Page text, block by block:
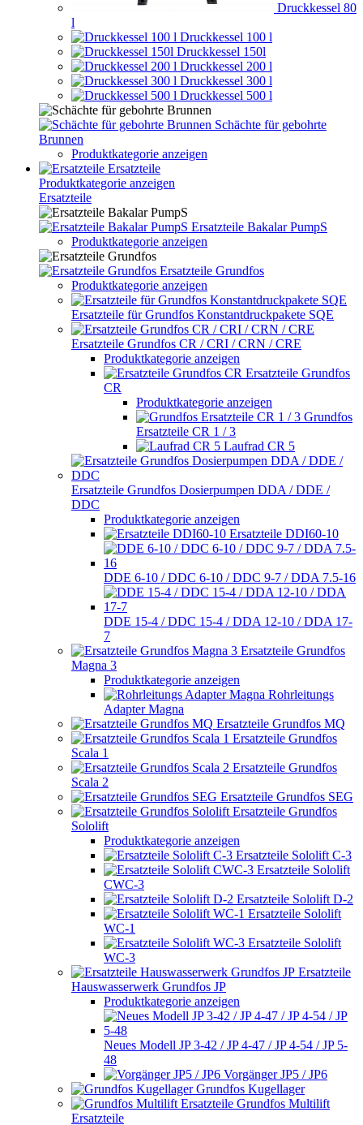
Druckkessel 80
l
Druckkessel 100 l
Druckkessel 150l
Druckkessel 200 l
Druckkessel 300 l
Druckkessel 500 l
Schächte für gebohrte
Brunnen
Produktkategorie anzeigen
Ersatzteile
Produktkategorie anzeigen
Ersatzteile
Ersatzteile Bakalar PumpS
Produktkategorie anzeigen
Ersatzteile Grundfos
Produktkategorie anzeigen
Ersatzteile für Grundfos Konstantdruckpakete SQE
Ersatzteile Grundfos CR / CRI / CRN / CRE
Produktkategorie anzeigen
Ersatzteile Grundfos
CR
Produktkategorie anzeigen
Grundfos
Ersatzteile CR 1 / 3
Laufrad CR 5
Ersatzteile Grundfos Dosierpumpen DDA / DDE /
DDC
Produktkategorie anzeigen
Ersatzteile DDI60-10
DDE 6-10 / DDC 6-10 / DDC 9-7 / DDA 7.5-16
DDE 15-4 / DDC 15-4 / DDA 12-10 / DDA 17-
7
Ersatzteile Grundfos
Magna 3
Produktkategorie anzeigen
Rohrleitungs
Adapter Magna
Ersatzteile Grundfos MQ
Ersatzteile Grundfos
Scala 1
Ersatzteile Grundfos
Scala 2
Ersatzteile Grundfos SEG
Ersatzteile Grundfos
Sololift
Produktkategorie anzeigen
Ersatzteile Sololift C-3
Ersatzteile Sololift
CWC-3
Ersatzteile Sololift D-2
Ersatzteile Sololift
WC-1
Ersatzteile Sololift
WC-3
Ersatzteile
Hauswasserwerk Grundfos JP
Produktkategorie anzeigen
Neues Modell JP 3-42 / JP 4-47 / JP 4-54 / JP 5-
48
Vorgänger JP5 / JP6
Grundfos Kugellager
Grundfos Multilift
Ersatzteile